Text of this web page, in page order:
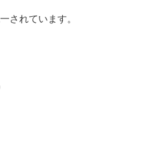
されています。